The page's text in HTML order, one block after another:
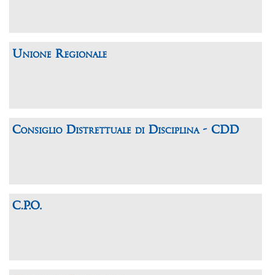
Unione Regionale
Consiglio Distrettuale di Disciplina - CDD
C.P.O.